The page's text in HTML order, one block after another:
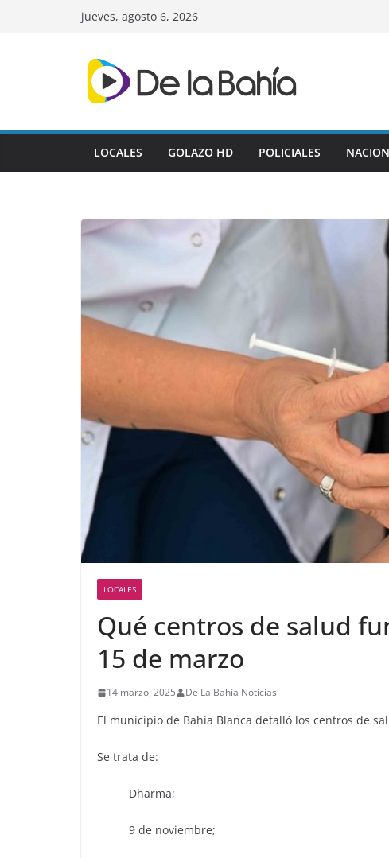
jueves, agosto 6, 2026
LOCALES GOLAZO HD POLICIALES
LOCALES
Qué centros de salud
15 de marzo
14 marzo, 2025 De La Bahía Noticias
El municipio de Bahía Blanca detalló los centros de
Se trata de:
Dharma;
9 de noviembre;